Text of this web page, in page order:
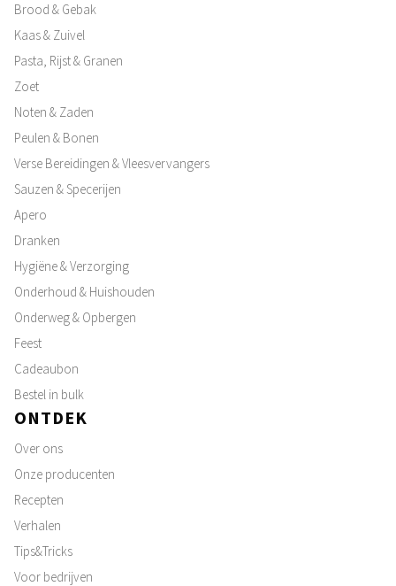
Brood & Gebak
Kaas & Zuivel
Pasta, Rijst & Granen
Zoet
Noten & Zaden
Peulen & Bonen
Verse Bereidingen & Vleesvervangers
Sauzen & Specerijen
Apero
Dranken
Hygiëne & Verzorging
Onderhoud & Huishouden
Onderweg & Opbergen
Feest
Cadeaubon
Bestel in bulk
ONTDEK
Over ons
Onze producenten
Recepten
Verhalen
Tips&Tricks
Voor bedrijven